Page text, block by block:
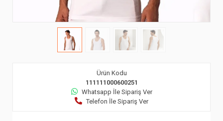
Ürün Kodu
111111000600251
Whatsapp İle Sipariş Ver
Telefon İle Sipariş Ver